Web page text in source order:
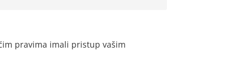
pravima imali pristup vašim